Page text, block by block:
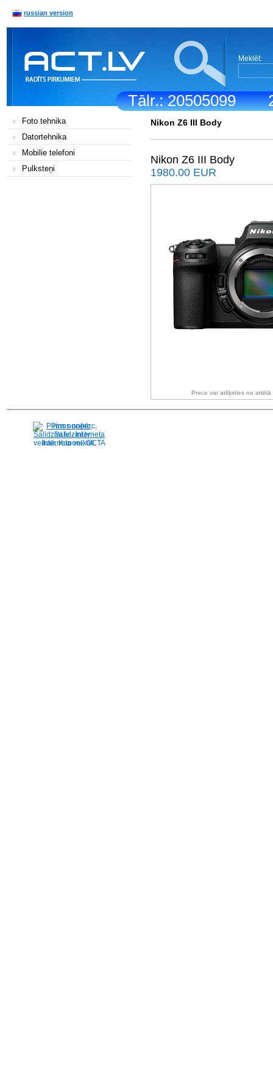
Tālr.: 20505099
russian version
Meklēt:
Foto tehnika
Datortehnika
Mobilie telefoni
Pulksteņi
Nikon Z6 III Body
Nikon Z6 III Body
1980.00 EUR
Prece var atšķirties no attēlā
Pirms nopērc,
Salidzini.lv - Interneta
veikali, Kuponi, OCTA